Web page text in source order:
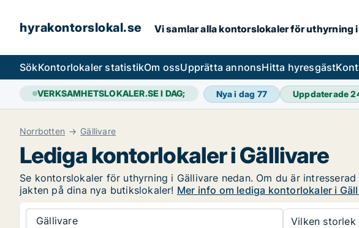
hyrakontorslokal.se Vi samlar alla kontorslokaler för uthyrning
SökKontorlokaler statistikOm ossUpprätta annonsHitta hyresgäst
VERKSAMHETSLOKALER.SE I DAG; Nya i dag 77 Uppdaterade
Norrbotten Gällivare
Lediga kontorlokaler i Gällivare
Se kontorslokaler för uthyrning i Gällivare nedan. Om du är
jakten på dina nya butikslokaler! Mer info om lediga kontorlokaler i
Gällivare Vilken storlek